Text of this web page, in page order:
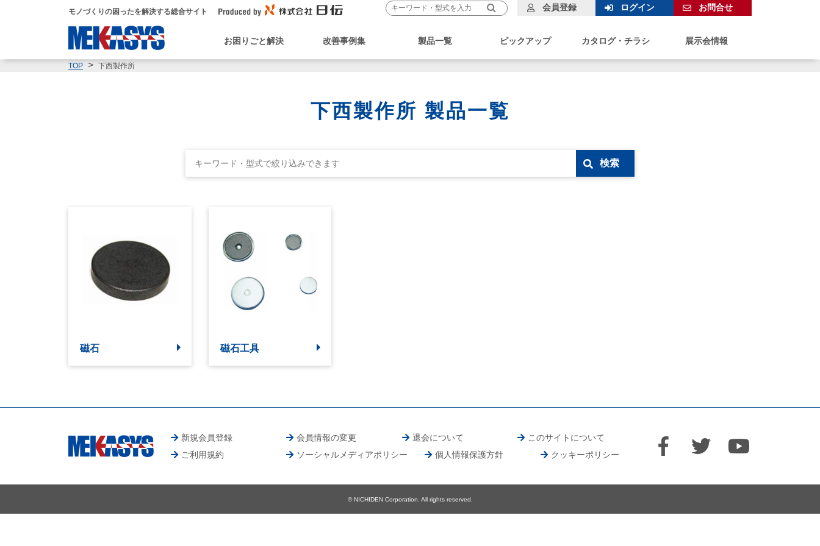
モノづくりの困ったを解決する総合サイト
お困りごと解決 改善事例集 製品一覧 ピックアップ カタログ・チラシ 展示会情報
会員登録 ログイン お問合せ
TOP 下西製作所
下西製作所 製品一覧
検索
磁石 磁石工具
新規会員登録 会員情報の変更 退会について
このサイトについて
ご利用規約
ソーシャルメディアポリシー 個人情報保護方針 クッキーポリシー
© NICHIDEN Corporation. All rights reserved.